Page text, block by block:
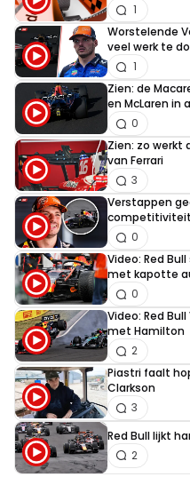
1
Worstelende
veel werk te
1
Zien: de
en McLaren in
0
Zien: zo werkt
van Ferrari
3
Verstappen
competitiviteit
0
Video: Red
met kapotte
0
Video: Red
met Hamilton
2
Piastri faalt
Clarkson
3
Red Bull lijkt
2